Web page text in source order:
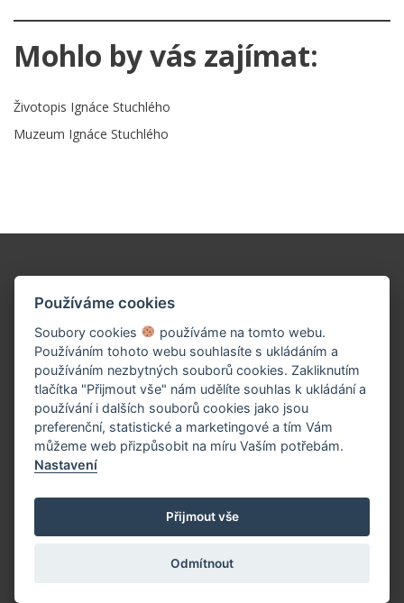
Mohlo by vás zajímat:
Životopis Ignáce Stuchlého
Muzeum Ignáce Stuchlého
Podpořte naše dílo!
(c) 2026 UniWIRE Solution, s.r.o. |
Používáme cookies
Soubory cookies
používáme na tomto webu.
Používáním tohoto webu souhlasíte s ukládáním a
používáním nezbytných souborů cookies. Zakliknutím
tlačítka "Přijmout vše" nám udělíte souhlas k ukládání a
používání i dalších souborů cookies jako jsou
preferenční, statistické a marketingové a tím Vám
můžeme web přizpůsobit na míru Vaším potřebám.
Nastavení
Přijmout vše
Odmítnout